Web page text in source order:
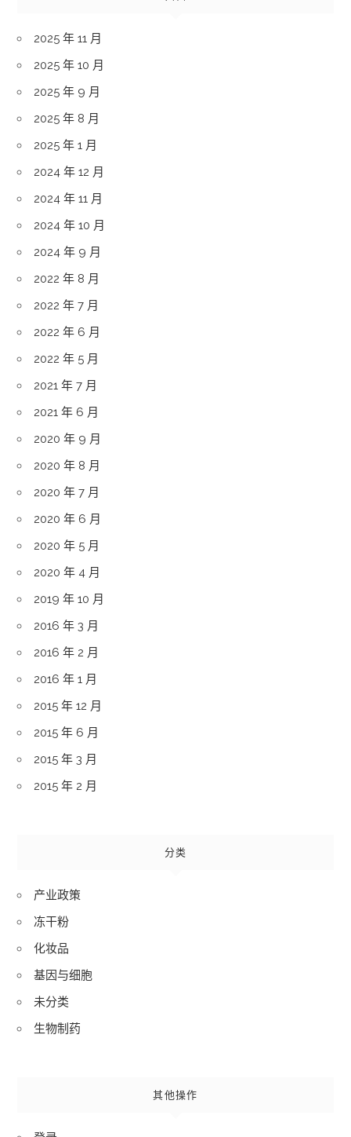
2025 年 11 月
2025 年 10 月
2025 年 9 月
2025 年 8 月
2025 年 1 月
2024 年 12 月
2024 年 11 月
2024 年 10 月
2024 年 9 月
2022 年 8 月
2022 年 7 月
2022 年 6 月
2022 年 5 月
2021 年 7 月
2021 年 6 月
2020 年 9 月
2020 年 8 月
2020 年 7 月
2020 年 6 月
2020 年 5 月
2020 年 4 月
2019 年 10 月
2016 年 3 月
2016 年 2 月
2016 年 1 月
2015 年 12 月
2015 年 6 月
2015 年 3 月
2015 年 2 月
分类
产业政策
冻干粉
化妆品
基因与细胞
未分类
生物制药
其他操作